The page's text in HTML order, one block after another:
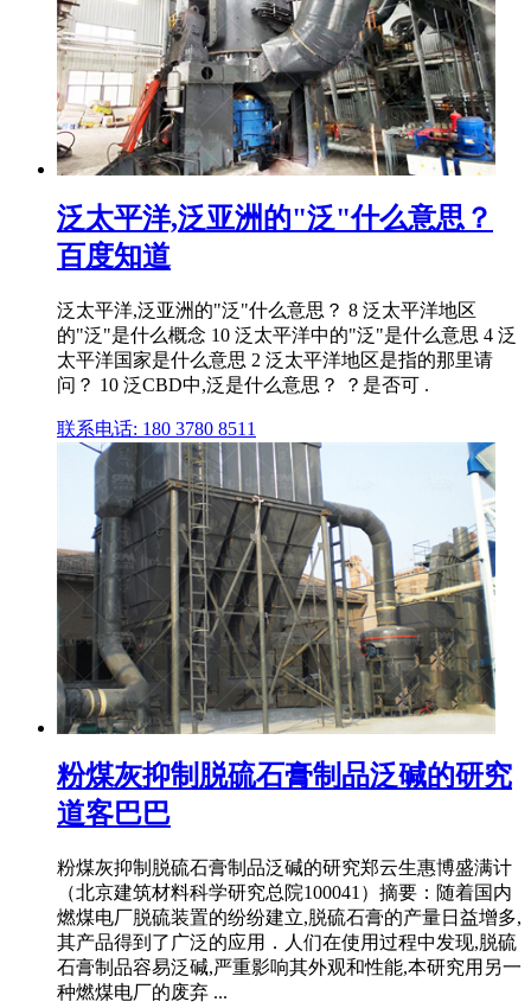
泛太平洋,泛亚洲的"泛"什么意思？
百度知道
泛太平洋,泛亚洲的"泛"什么意思？ 8 泛太平洋地区
的"泛"是什么概念 10 泛太平洋中的"泛"是什么意思 4 泛
太平洋国家是什么意思 2 泛太平洋地区是指的那里请
问？ 10 泛CBD中,泛是什么意思？ ？是否可 .
联系电话: 180 3780 8511
粉煤灰抑制脱硫石膏制品泛碱的研究
道客巴巴
粉煤灰抑制脱硫石膏制品泛碱的研究郑云生惠博盛满计
（北京建筑材料科学研究总院100041）摘要：随着国内
燃煤电厂脱硫装置的纷纷建立,脱硫石膏的产量日益增多,
其产品得到了广泛的应用．人们在使用过程中发现,脱硫
石膏制品容易泛碱,严重影响其外观和性能,本研究用另一
种燃煤电厂的废弃 ...